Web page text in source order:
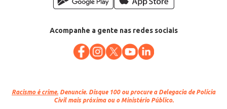
Acompanhe a gente nas redes sociais
Racismo é crime. Denuncie. Disque 100 ou procure a Delegacia de Polícia
Civil mais próxima ou o Ministério Público.